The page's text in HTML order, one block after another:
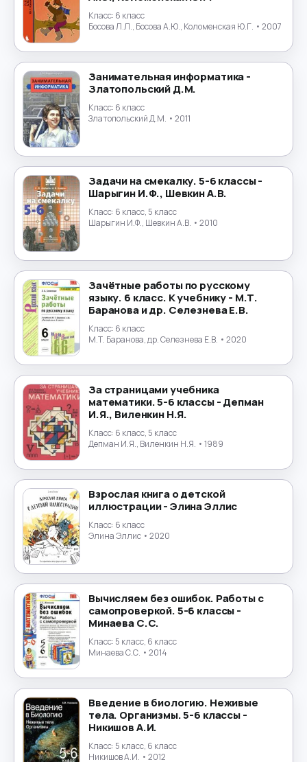
Культурология
Латинский язык →
Литература
Литературное чтение
Маркетинг
Математика
Менеджмент
Музыка
Налогообложение
Немецкий язык
ОБЖ
Обществознание →
Окружающий мир
Польский язык
Португальский язык →
Природоведение
Психология
Религиоведение →
Русский язык
Технология
Труд →
Турецкий язык
Украинский язык
Класс: 6 класс
Босова Л.Л., Босова А.Ю., Коломенская Ю.Г. • 2007
Занимательная информатика -
Златопольский Д.М.
Класс: 6 класс
Златопольский Д.М. • 2011
Задачи на смекалку. 5-6 классы -
Шарыгин И.Ф., Шевкин А.В.
Класс: 6 класс, 5 класс
Шарыгин И.Ф., Шевкин А.В. • 2010
Зачётные работы по русскому
языку. 6 класс. К учебнику - М.Т.
Баранова и др. Селезнева Е.В.
Класс: 6 класс
М.Т. Баранова, др. Селезнева Е.В. • 2020
За страницами учебника
математики. 5-6 классы - Депман
И.Я., Виленкин Н.Я.
Класс: 6 класс, 5 класс
Депман И.Я., Виленкин Н.Я. • 1989
Взрослая книга о детской
иллюстрации - Элина Эллис
Класс: 6 класс
Элина Эллис • 2020
Вычисляем без ошибок. Работы с
самопроверкой. 5-6 классы -
Минаева С.С.
Класс: 5 класс, 6 класс
Минаева С.С. • 2014
Введение в биологию. Неживые
тела. Организмы. 5-6 классы -
Никишов А.И.
Класс: 5 класс, 6 класс
Никишов А.И. • 2012